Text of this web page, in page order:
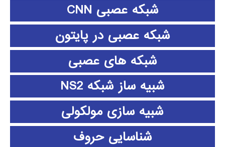
شبکه عصبی CNN
شبکه عصبی در پایتون
شبکه های عصبی
شبیه ساز شبکه NS2
شبیه سازی مولکولی
شناسایی حروف